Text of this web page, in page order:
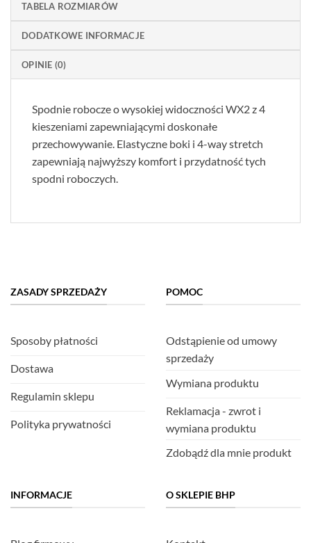
TABELA ROZMIARÓW
DODATKOWE INFORMACJE
OPINIE (0)
Spodnie robocze o wysokiej widoczności WX2 z 4
kieszeniami zapewniającymi doskonałe
przechowywanie. Elastyczne boki i 4-way stretch
zapewniają najwyższy komfort i przydatność tych
spodni roboczych.
ZASADY SPRZEDAŻY
Sposoby płatności
Dostawa
Regulamin sklepu
Polityka prywatności
POMOC
Odstąpienie od umowy
sprzedaży
Wymiana produktu
Reklamacja - zwrot i
wymiana produktu
Zdobądź dla mnie produkt
INFORMACJE O SKLEPIE BHP